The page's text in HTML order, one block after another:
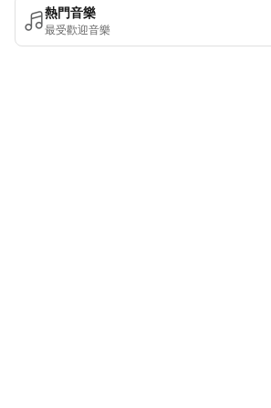
熱門音樂
最受歡迎音樂